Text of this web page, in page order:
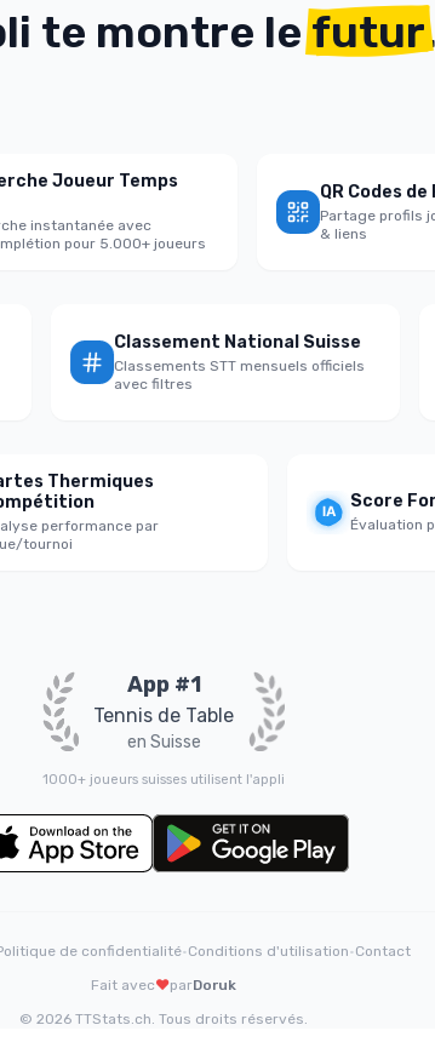
li te montre le futur.
Joueur Temps
avec
pour 5.000+ joueurs
QR Codes de
Partage profils
& liens
Classement National Suisse
Classements STT mensuels officiels
avec filtres
Thermiques
performance par
Score
Évaluation
App #1
Tennis de Table
en Suisse
1000+ joueurs suisses utilisent l'appli
de confidentialité•Conditions d'utilisation•Contact
Fait avec❤️parDoruk
© 2026 TTStats.ch. Tous droits réservés.